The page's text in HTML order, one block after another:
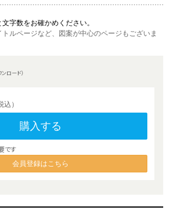
字数をお確かめください。
トルページなど、図案が中心のページもございま
ンロード）
込）
購入する
です
会員登録はこちら